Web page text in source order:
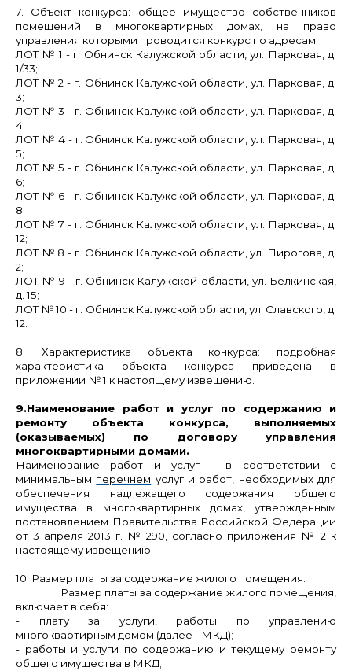
7. Объект конкурса: общее имущество собственников
помещений в многоквартирных домах, на право
управления которыми проводится конкурс по адресам:
ЛОТ № 1- г. Обнинск Калужской области, ул. Парковая, д.
1/33;
ЛОТ № 2- г. Обнинск Калужской области, ул. Парковая, д.
3;
ЛОТ № 3 - г. Обнинск Калужской области, ул. Парковая, д.
4;
ЛОТ № 4 - г. Обнинск Калужской области, ул. Парковая, д.
5;
ЛОТ № 5 - г. Обнинск Калужской области, ул. Парковая, д.
6;
ЛОТ № 6 - г. Обнинск Калужской области, ул. Парковая, д.
8;
ЛОТ № 7 - г. Обнинск Калужской области, ул. Парковая, д.
12;
ЛОТ № 8- г. Обнинск Калужской области, ул. Пирогова, д.
2;
ЛОТ № 9 - г. Обнинск Калужской области, ул. Белкинская,
д. 15;
ЛОТ № 10- г. Обнинск Калужской области, ул. Славского, д.
12.
8. Характеристика объекта конкурса: подробная
характеристика объекта конкурса приведена в
приложении № 1 к настоящему извещению.
9.Наименование работ и услуг по содержанию и
ремонту объекта конкурса, выполняемых
(оказываемых) по договору управления
многоквартирными домами.
Наименование работ и услуг– в соответствии с
минимальным перечнем услуг и работ, необходимых для
обеспечения надлежащего содержания общего
имущества в многоквартирных домах, утвержденным
постановлением Правительства Российской Федерации
от 3 апреля 2013 г. № 290, согласно приложения № 2 к
настоящему извещению.
10. Размер платы за содержание жилого помещения.
Размер платы за содержание жилого помещения,
включает в себя:
- плату за услуги, работы по управлению
многоквартирным домом (далее - МКД);
- работы и услуги по содержанию и текущему ремонту
общего имущества в МКД;